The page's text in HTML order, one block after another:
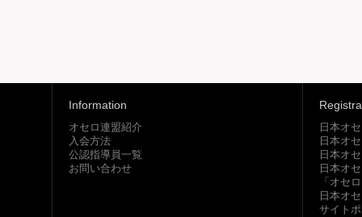
Information
オセロ連盟紹介
入会方法
公認指導員一覧
お問い合わせ
日本オ
日本オ
日本オ
日本オ
「オセ
日本オ
サイト